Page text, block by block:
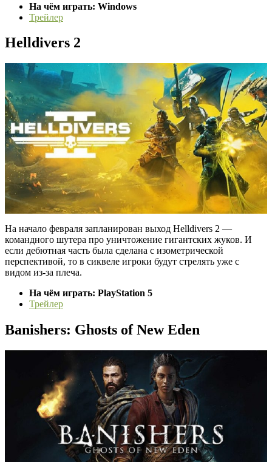
На чём играть: Windows
Трейлер
Helldivers 2
На начало февраля запланирован выход Helldivers 2 —
командного шутера про уничтожение гигантских жуков. И
если дебютная часть была сделана с изометрической
перспективой, то в сиквеле игроки будут стрелять уже с
видом из-за плеча.
На чём играть: PlayStation 5
Трейлер
Banishers: Ghosts of New Eden